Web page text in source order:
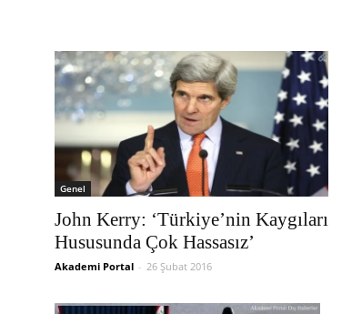
Genel
John Kerry: ‘Türkiye’nin Kaygıları
Hususunda Çok Hassasız’
Akademi Portal - 26 Şubat 2016